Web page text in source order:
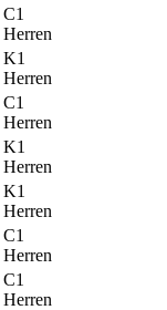
C1
Herren
K1
Herren
C1
Herren
K1
Herren
K1
Herren
C1
Herren
C1
Herren